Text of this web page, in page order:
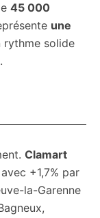
45 000
une
rythme solide
Clamart
avec +1,7% par
la-Garenne